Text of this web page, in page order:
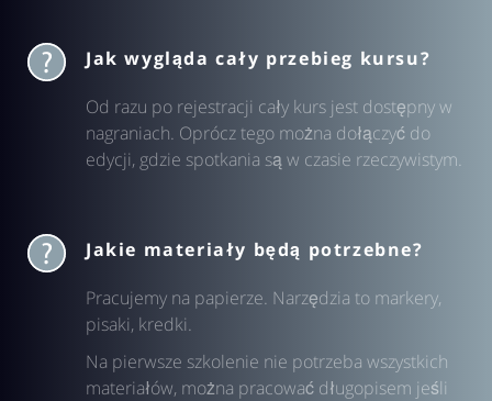
Jak wygląda cały przebieg kursu?
Od razu po rejestracji cały kurs jest dostępny w
nagraniach. Oprócz tego można dołączyć do
edycji, gdzie spotkania są w czasie rzeczywistym.
Jakie materiały będą potrzebne?
Pracujemy na papierze. Narzędzia to markery,
pisaki, kredki.
Na pierwsze szkolenie nie potrzeba wszystkich
materiałów, można pracować długopisem jeśli